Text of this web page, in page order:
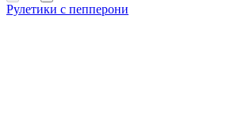
Рулетики с пепперони